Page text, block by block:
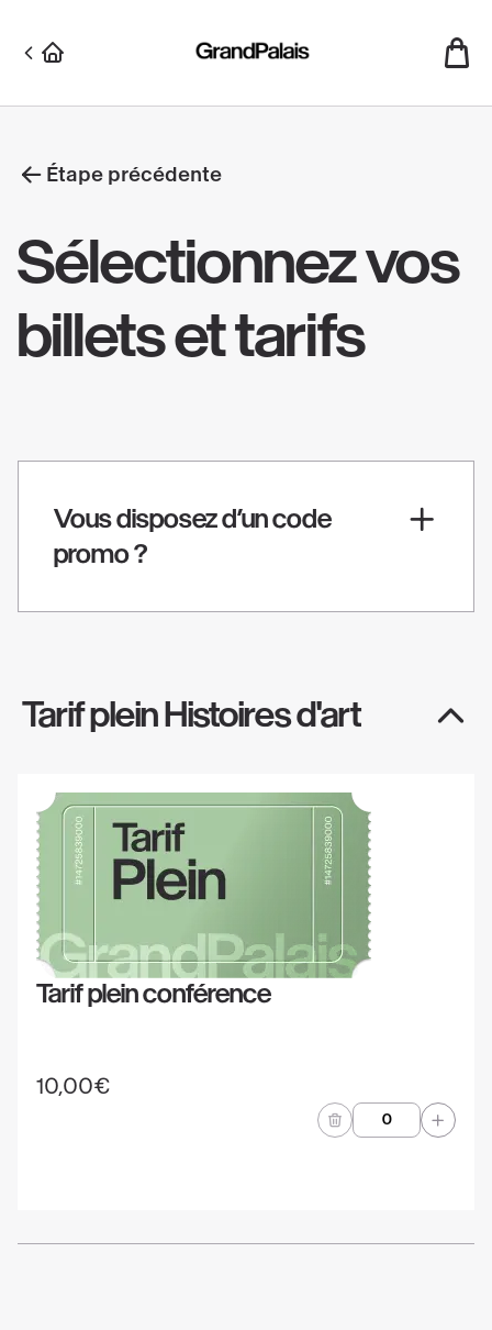
principal
Étape précédente
Sélectionnez vos
billets et tarifs
Vous disposez d’un code
promo ?
Tarif plein Histoires d'art
Tarif plein conférence
10,00€
Quantité